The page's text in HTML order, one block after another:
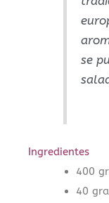
se
Ingredientes
400
40